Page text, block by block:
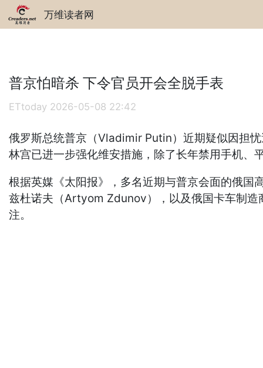
万维读者网
普京怕暗杀 下令官员开会全脱手表
ETtoday 2026-05-08 22:42
俄罗斯总统普京（Vladimir Putin）近期疑似因担
林宫已进一步强化维安措施，除了长年禁用手机、
根据英媒《太阳报》，多名近期与普京会面的俄
兹杜诺夫（Artyom Zdunov），以及俄国卡车制
注。